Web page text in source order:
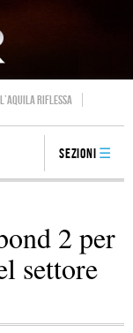
RIFLESSA
Sezioni
2 per
settore